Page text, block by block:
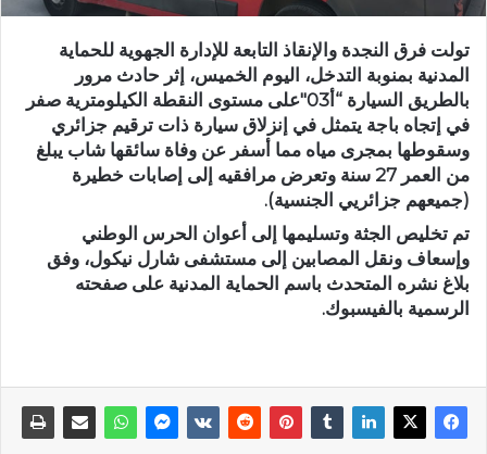
تولت فرق النجدة والإنقاذ التابعة للإدارة الجهوية للحماية
المدنية بمنوبة التدخل، اليوم الخميس، إثر حادث مرور
بالطريق السيارة “أ03″على مستوى النقطة الكيلومترية صفر
في إتجاه باجة يتمثل في إنزلاق سيارة ذات ترقيم جزائري
وسقوطها بمجرى مياه مما أسفر عن وفاة سائقها شاب يبلغ
من العمر 27 سنة وتعرض مرافقيه إلى إصابات خطيرة
(جميعهم جزائريي الجنسية).
تم تخليص الجثة وتسليمها إلى أعوان الحرس الوطني
وإسعاف ونقل المصابين إلى مستشفى شارل نيكول، وفق
بلاغ نشره المتحدث باسم الحماية المدنية على صفحته
الرسمية بالفيسبوك.